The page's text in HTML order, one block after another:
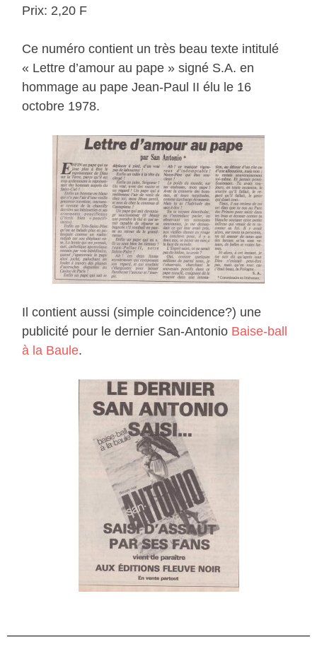
Prix: 2,20 F
Ce numéro contient un très beau texte intitulé
« Lettre d’amour au pape » signé S.A. en
hommage au pape Jean-Paul II élu le 16
octobre 1978.
Il contient aussi (simple coincidence?) une
publicité pour le dernier San-Antonio Baise-ball
à la Baule.